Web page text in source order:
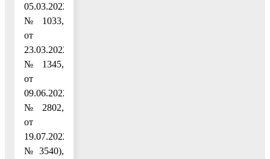
05.03.2022
№ 1033,
от
23.03.2022
№ 1345,
от
09.06.2022
№ 2802,
от
19.07.2022
№ 3540),